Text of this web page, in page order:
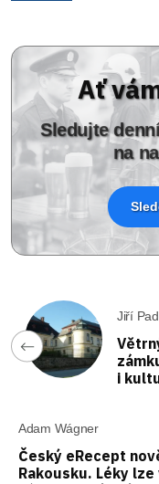
Ať
Sledujte
na
Jiří
i
Adam Wágner
Český eRecept
Rakousku. Léky